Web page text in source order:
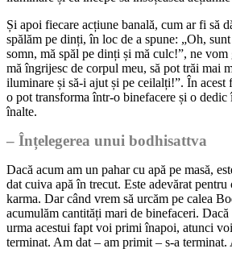
Și apoi fiecare acțiune banală, cum ar fi să
spălăm pe dinți, în loc de a spune: „Oh,
somn, mă spăl pe dinți și mă culc!”, ne vom
mă îngrijesc de corpul meu, să pot trăi mai
iluminare și să-i ajut și pe ceilalți!”. În acest
o pot transforma într-o binefacere și o
înalte.
– Înțelegerea unui bodhisattva
Dacă acum am un pahar cu apă pe masă,
dat cuiva apă în trecut. Este adevărat pentru
karma. Dar când vrem să urcăm pe calea
acumulăm cantități mari de binefaceri.
urma acestui fapt voi primi înapoi, atunci
terminat. Am dat – am primit – s-a terminat.